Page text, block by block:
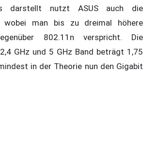
darstellt nutzt ASUS auch die
wobei man bis zu dreimal höhere
802.11n verspricht. Die
GHz und 5 GHz Band beträgt 1,75
in der Theorie nun den Gigabit